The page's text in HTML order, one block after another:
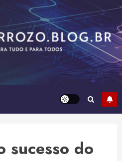
sucesso do